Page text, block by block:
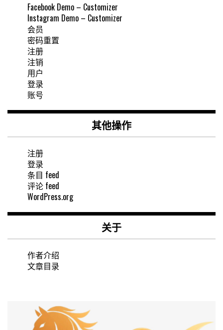
Facebook Demo – Customizer
Instagram Demo – Customizer
会员
密码重置
注册
注销
用户
登录
账号
其他操作
注册
登录
条目 feed
评论 feed
WordPress.org
关于
作者介绍
文章目录